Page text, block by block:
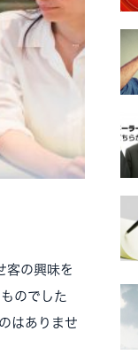
客の興味を
のでした
はありませ